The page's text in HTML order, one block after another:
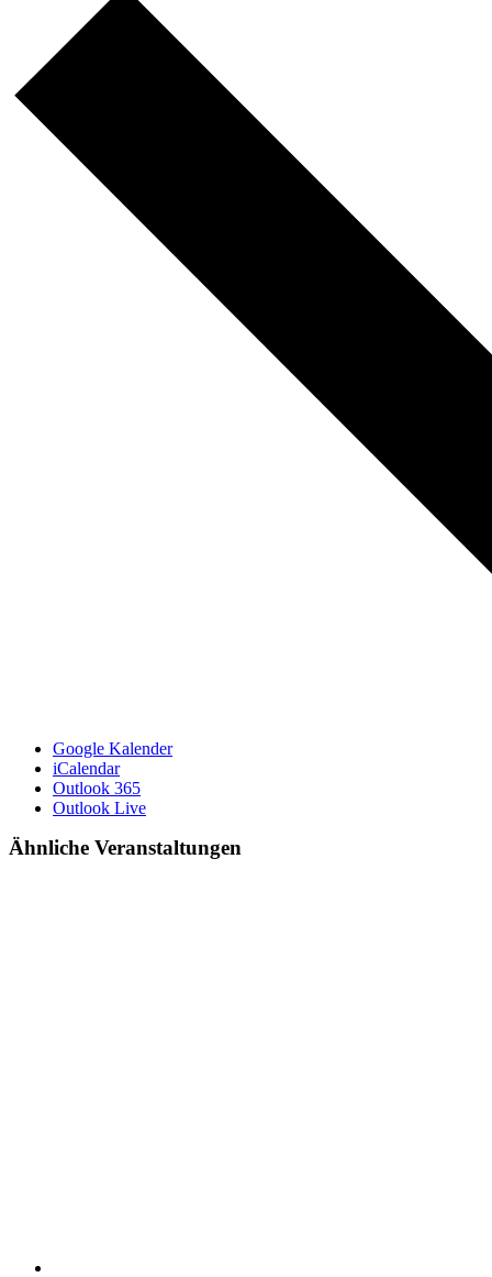
Google Kalender
iCalendar
Outlook 365
Outlook Live
Ähnliche Veranstaltungen